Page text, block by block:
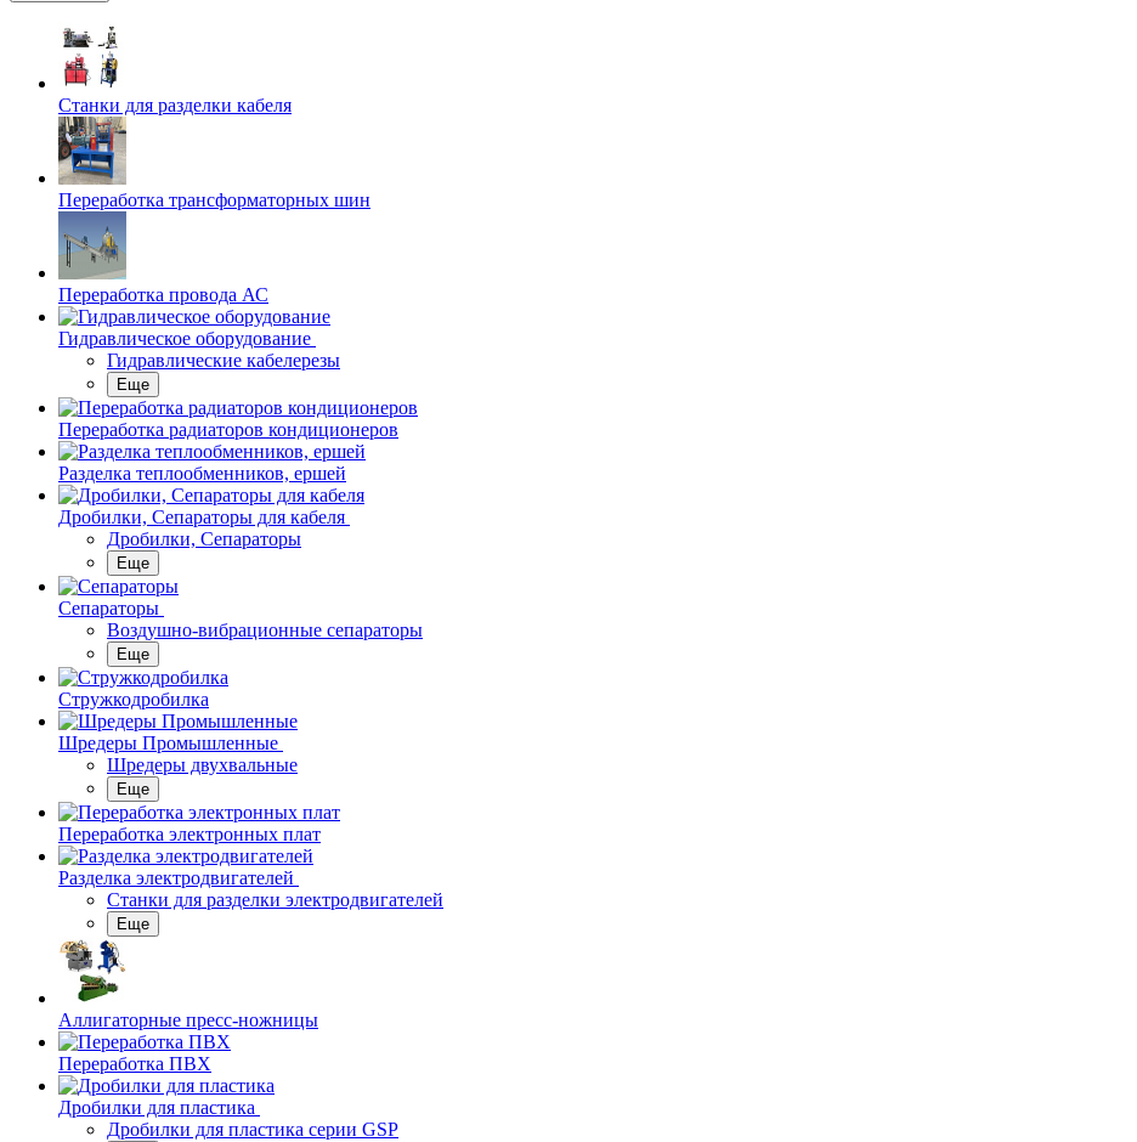
Станки для разделки кабеля
Переработка трансформаторных шин
Переработка провода АС
Гидравлическое оборудование
Гидравлические кабелерезы
Еще
Переработка радиаторов кондиционеров
Разделка теплообменников, ершей
Дробилки, Сепараторы для кабеля
Дробилки, Сепараторы
Еще
Сепараторы
Воздушно-вибрационные сепараторы
Еще
Стружкодробилка
Шредеры Промышленные
Шредеры двухвальные
Еще
Переработка электронных плат
Разделка электродвигателей
Станки для разделки электродвигателей
Еще
Аллигаторные пресс-ножницы
Переработка ПВХ
Дробилки для пластика
Дробилки для пластика серии GSP